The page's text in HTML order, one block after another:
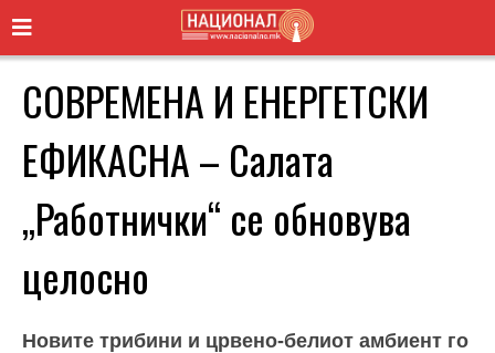
СОВРЕМЕНА И ЕНЕРГЕТСКИ
ЕФИКАСНА – Салата
„Работнички“ се обновува
целосно
Новите трибини и црвено-белиот амбиент го